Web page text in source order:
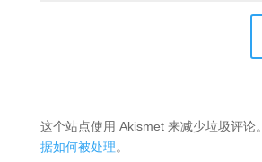
这个站点使用 Akismet 来减少垃圾评论。
据如何被处理。